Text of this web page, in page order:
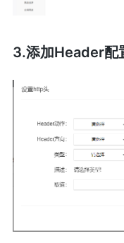
3.添加Header配